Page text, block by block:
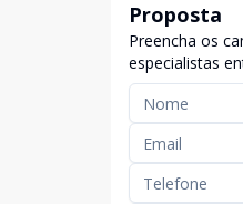
Proposta
Preencha os
especialistas